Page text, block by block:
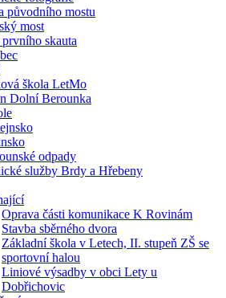
původního mostu
most
prvního skauta
škola LetMo
Dolní Berounka
odpady
služby Brdy a Hřebeny
Oprava části komunikace K Rovinám
Stavba sběrného dvora
Základní škola v Letech, II. stupeň ZŠ se
sportovní halou
Liniové výsadby v obci Lety u
Dobřichovic